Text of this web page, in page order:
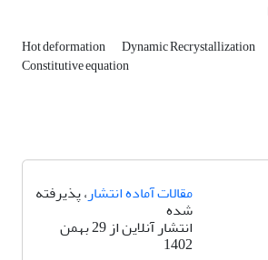
Hot deformation Dynamic Recrystallization
Constitutive equation
مقالات آماده انتشار، پذیرفته
شده
انتشار آنلاین از 29 بهمن
1402